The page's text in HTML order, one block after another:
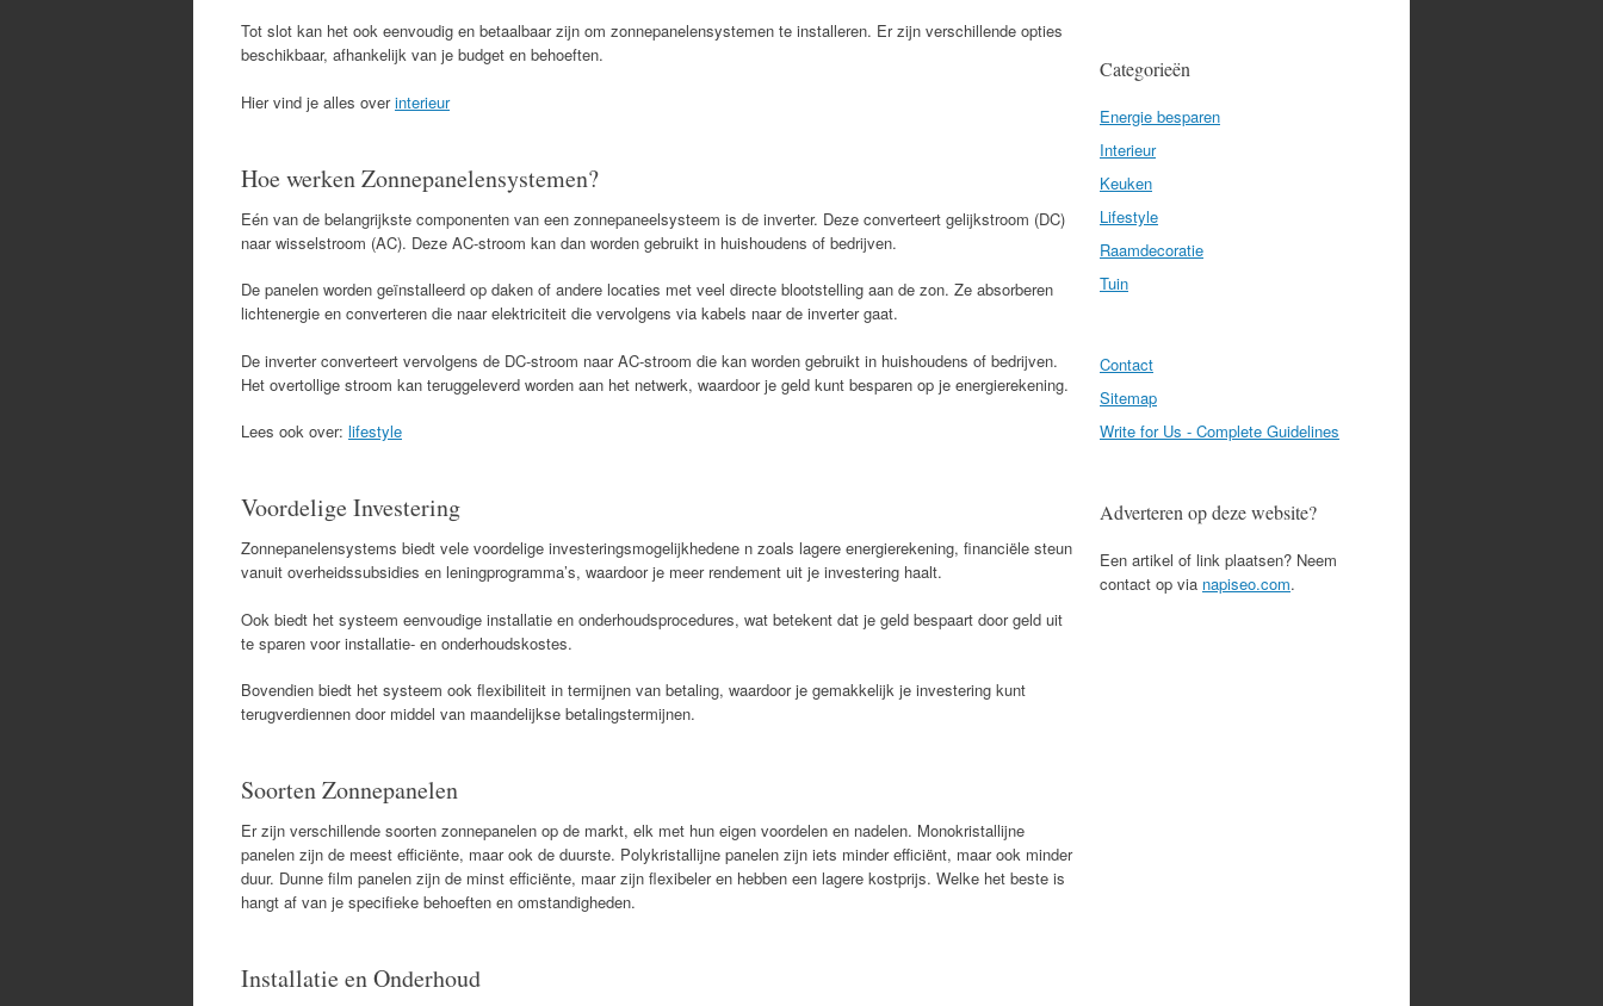
Tot slot kan het ook eenvoudig en betaalbaar zijn om zonnepanelensystemen te installeren. Er zijn verschillende opties
beschikbaar, afhankelijk van je budget en behoeften.
Hier vind je alles overinterieur
Hoe werken Zonnepanelensystemen?
Eén van de belangrijkste componenten van een zonnepaneelsysteem is de inverter. Deze converteert gelijkstroom (DC)
naar wisselstroom (AC). Deze AC-stroom kan dan worden gebruikt in huishoudens of bedrijven.
De panelen worden geïnstalleerd op daken of andere locaties met veel directe blootstelling aan de zon. Ze absorberen
lichtenergie en converteren die naar elektriciteit die vervolgens via kabels naar de inverter gaat.
De inverter converteert vervolgens de DC-stroom naar AC-stroom die kan worden gebruikt in huishoudens of bedrijven.
Het overtollige stroom kan teruggeleverd worden aan het netwerk, waardoor je geld kunt besparen op je energierekening.
Lees ook over: lifestyle
Voordelige Investering
Zonnepanelensystems biedt vele voordelige investeringsmogelijkhedene n zoals lagere energierekening, financiële steun
vanuit overheidssubsidies en leningprogramma’s, waardoor je meer rendement uit je investering haalt.
Ook biedt het systeem eenvoudige installatie en onderhoudsprocedures, wat betekent dat je geld bespaart door geld uit
te sparen voor installatie- en onderhoudskostes.
Bovendien biedt het systeem ook flexibiliteit in termijnen van betaling, waardoor je gemakkelijk je investering kunt
terugverdiennen door middel van maandelijkse betalingstermijnen.
Soorten Zonnepanelen
Er zijn verschillende soorten zonnepanelen op de markt, elk met hun eigen voordelen en nadelen. Monokristallijne
panelen zijn de meest efficiënte, maar ook de duurste. Polykristallijne panelen zijn iets minder efficiënt, maar ook minder
duur. Dunne film panelen zijn de minst efficiënte, maar zijn flexibeler en hebben een lagere kostprijs. Welke het beste is
hangt af van je specifieke behoeften en omstandigheden.
Installatie en Onderhoud
Categorieën
Energie besparen
Interieur
Keuken
Lifestyle
Raamdecoratie
Tuin
Contact
Sitemap
Write for Us - Complete Guidelines
Adverteren op deze website?
Een artikel of link plaatsen? Neem
contact op via napiseo.com.